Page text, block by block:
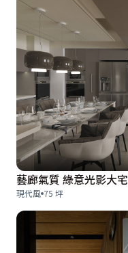
藝廊氣質 綠意光影大宅
現代風 75 坪